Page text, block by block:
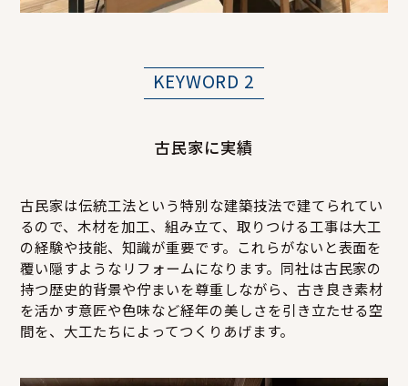
KEYWORD 2
古民家に実績
古民家は伝統工法という特別な建築技法で建てられてい
るので、木材を加工、組み立て、取りつける工事は大工
の経験や技能、知識が重要です。これらがないと表面を
覆い隠すようなリフォームになります。同社は古民家の
持つ歴史的背景や佇まいを尊重しながら、古き良き素材
を活かす意匠や色味など経年の美しさを引き立たせる空
間を、大工たちによってつくりあげます。